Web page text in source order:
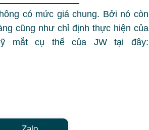
có mức giá chung. Bởi nó còn
cũng như chỉ định thực hiện của
mắt cụ thể của JW tại đây: